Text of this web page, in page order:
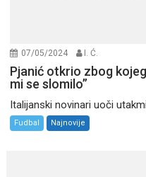
07/05/2024 I. Ć.
Pjanić otkrio zbog
mi se slomilo”
Italijanski novinari uoči
Fudbal Najnovije